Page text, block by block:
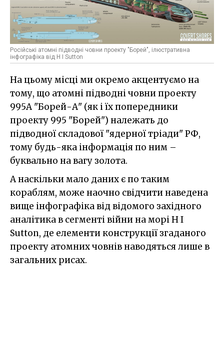
Російські атомні підводні човни проекту "Борей", ілюстративна
інфографіка від H I Sutton
На цьому місці ми окремо акцентуємо на
тому, що атомні підводні човни проекту
995А "Борей-А" (як і їх попередники
проекту 995 "Борей") належать до
підводної складової "ядерної тріади" РФ,
тому будь-яка інформація по ним –
буквально на вагу золота.
А наскільки мало даних є по таким
кораблям, може наочно свідчити наведена
вище інфографіка від відомого західного
аналітика в сегменті війни на морі H I
Sutton, де елементи конструкції згаданого
проекту атомних човнів наводяться лише в
загальних рисах.